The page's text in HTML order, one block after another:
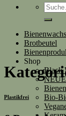
Suche
nach:
Brotbeutel
Shop
Black
Bio-
Plastikfrei